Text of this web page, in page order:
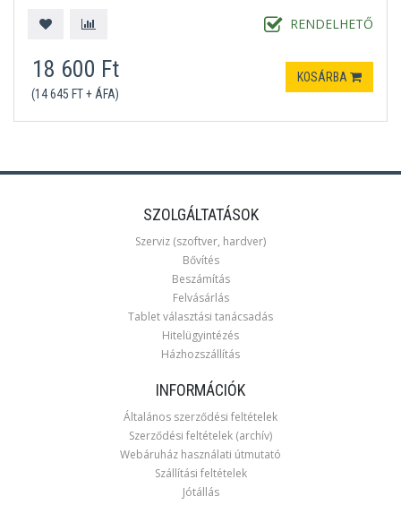
RENDELHETŐ
18 600 Ft
(14 645 FT + ÁFA)
KOSÁRBA
SZOLGÁLTATÁSOK
Szerviz (szoftver, hardver)
Bővítés
Beszámítás
Felvásárlás
Tablet választási tanácsadás
Hitelügyintézés
Házhozszállítás
INFORMÁCIÓK
Általános szerződési feltételek
Szerződési feltételek (archív)
Webáruház használati útmutató
Szállítási feltételek
Jótállás